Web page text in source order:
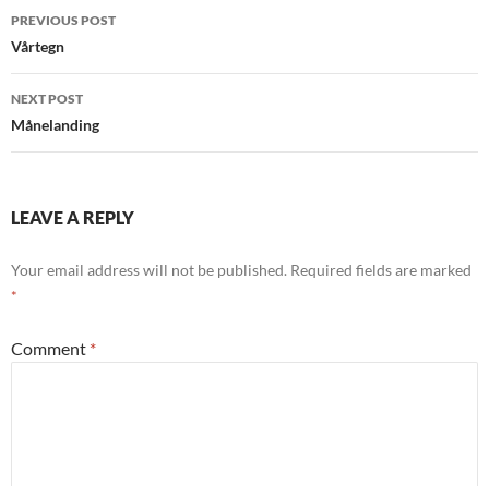
Post
navigation
PREVIOUS POST
Vårtegn
NEXT POST
Månelanding
LEAVE A REPLY
Your email address will not be published. Required fields are marked
*
Comment *